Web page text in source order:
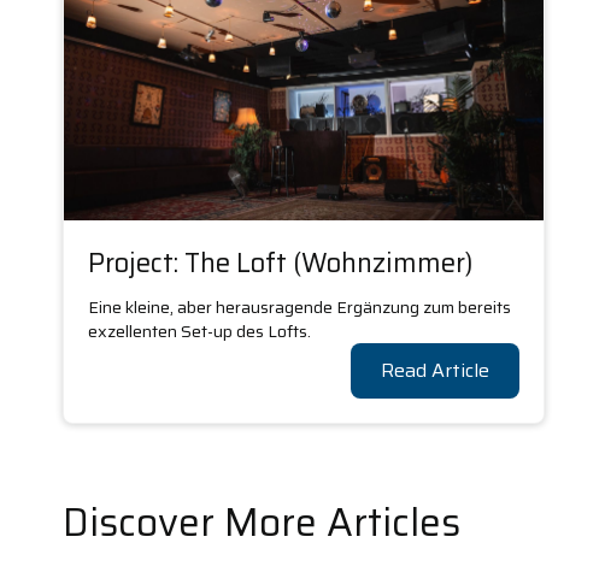
Project: The Loft (Wohnzimmer)
Eine kleine, aber herausragende Ergänzung zum bereits
exzellenten Set-up des Lofts.
Read Article
Discover More Articles